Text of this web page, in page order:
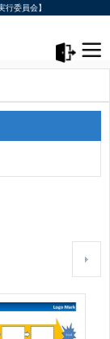
委員会】